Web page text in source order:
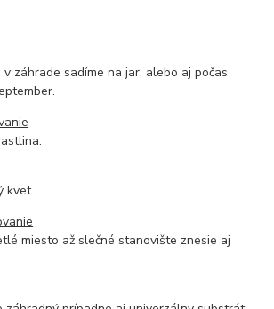
záhrade sadíme na jar, alebo aj počas
kvet
miesto až slečné stanovište znesie aj